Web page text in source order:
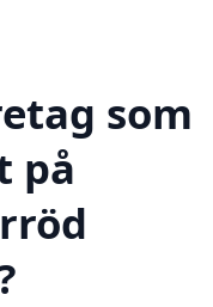
som
på